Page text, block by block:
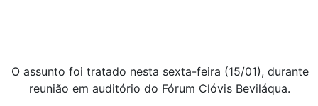
O assunto foi tratado nesta sexta-feira (15/01), durante
reunião em auditório do Fórum Clóvis Beviláqua.